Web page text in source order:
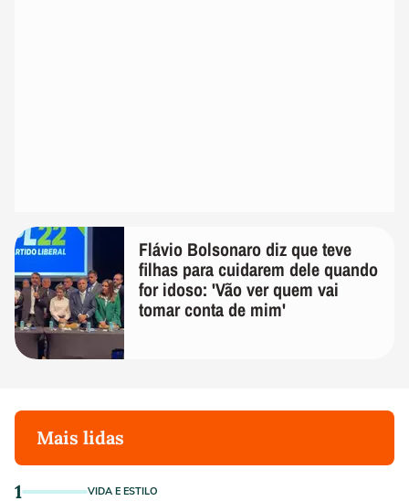
Flávio Bolsonaro diz que teve
filhas para cuidarem dele quando
for idoso: 'Vão ver quem vai
tomar conta de mim'
Mais lidas
1 VIDA E ESTILO